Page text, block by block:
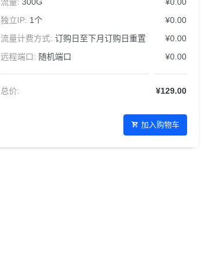
独立IP: 1个
¥0.00
流量计费方式: 订购日至下月订购日重置
¥0.00
远程端口: 随机端口 ¥0.00
总价: ¥129.00
加入购物车